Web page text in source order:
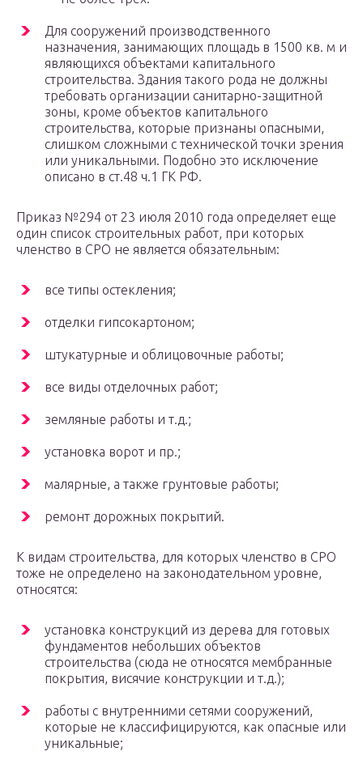
Для сооружений производственного
назначения, занимающих площадь в 1500 кв. м и
являющихся объектами капитального
строительства. Здания такого рода не должны
требовать организации санитарно-защитной
зоны, кроме объектов капитального
строительства, которые признаны опасными,
слишком сложными с технической точки зрения
или уникальными. Подобно это исключение
описано в ст.48 ч.1 ГК РФ.
Приказ №294 от 23 июля 2010 года определяет еще
один список строительных работ, при которых
членство в СРО не является обязательным:
все типы остекления;
отделки гипсокартоном;
штукатурные и облицовочные работы;
все виды отделочных работ;
земляные работы и т.д.;
установка ворот и пр.;
малярные, а также грунтовые работы;
ремонт дорожных покрытий.
К видам строительства, для которых членство в СРО
тоже не определено на законодательном уровне,
относятся:
установка конструкций из дерева для готовых
фундаментов небольших объектов
строительства (сюда не относятся мембранные
покрытия, висячие конструкции и т.д.);
работы с внутренними сетями сооружений,
которые не классифицируются, как опасные или
уникальные;